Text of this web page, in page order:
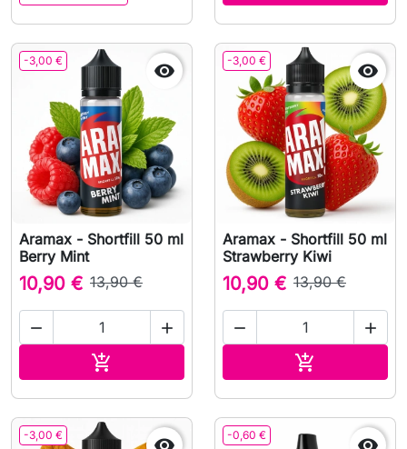
-3,00 € 
Aramax - Shortfill 50 ml
Berry Mint
10,90 € 13,90 €
 

-3,00 € 
Aramax - Shortfill 50 ml
Strawberry Kiwi
10,90 € 13,90 €
 

-3,00 € -0,60 €